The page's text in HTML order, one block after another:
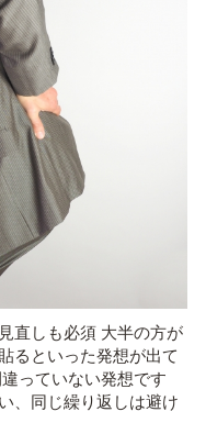
直しも必須 大半の方が
るといった発想が出て
っていない発想です
、同じ繰り返しは避け